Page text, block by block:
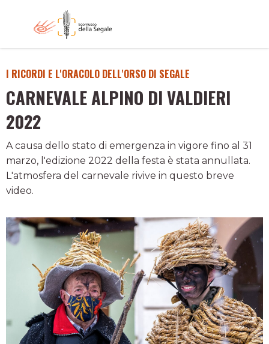
I RICORDI E L'ORACOLO DELL'ORSO DI SEGALE
CARNEVALE ALPINO DI VALDIERI
2022
A causa dello stato di emergenza in vigore fino al 31
marzo, l'edizione 2022 della festa è stata annullata.
L'atmosfera del carnevale rivive in questo breve
video.